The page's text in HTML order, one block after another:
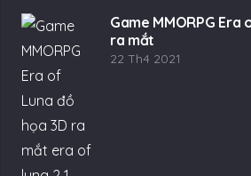
Game MMORPG Era
ra mắt
22 Th4 2021